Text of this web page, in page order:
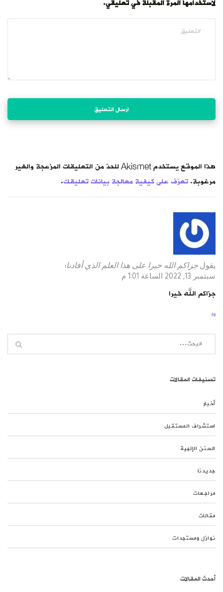
لاستخدامها المرة المقبلة في تعليقي.
هذا الموقع يستخدم Akismet للحدّ من التعليقات المزعجة والغير
مرغوبة.تعرّف على كيفية معالجة بيانات تعليقك.
يقول جزاكم الله خيرا على هذا العلم الذي أفادنا:
سبتمبر 13, 2022 الساعة 1:01 م
جزاكم الله خيرا
رد
تصنيفات المقالات
أخبار
استشراف المستقبل
السنن الإلهية
جديدنا
مراجعات
مقالات
نوازل ومستجدات
أحدث المقالات